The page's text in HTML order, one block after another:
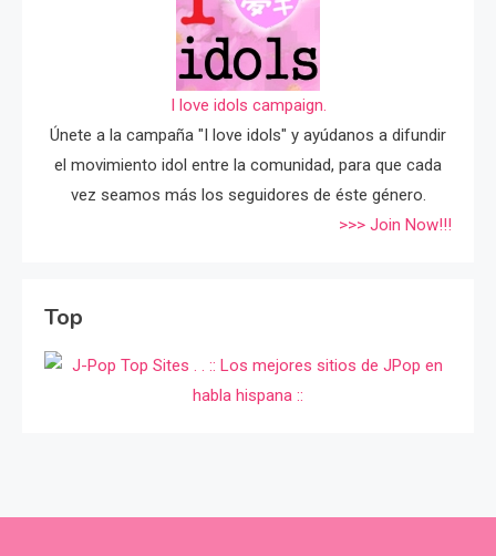
I love idols campaign.
Únete a la campaña "I love idols" y ayúdanos a difundir
el movimiento idol entre la comunidad, para que cada
vez seamos más los seguidores de éste género.
>>> Join Now!!!
Top